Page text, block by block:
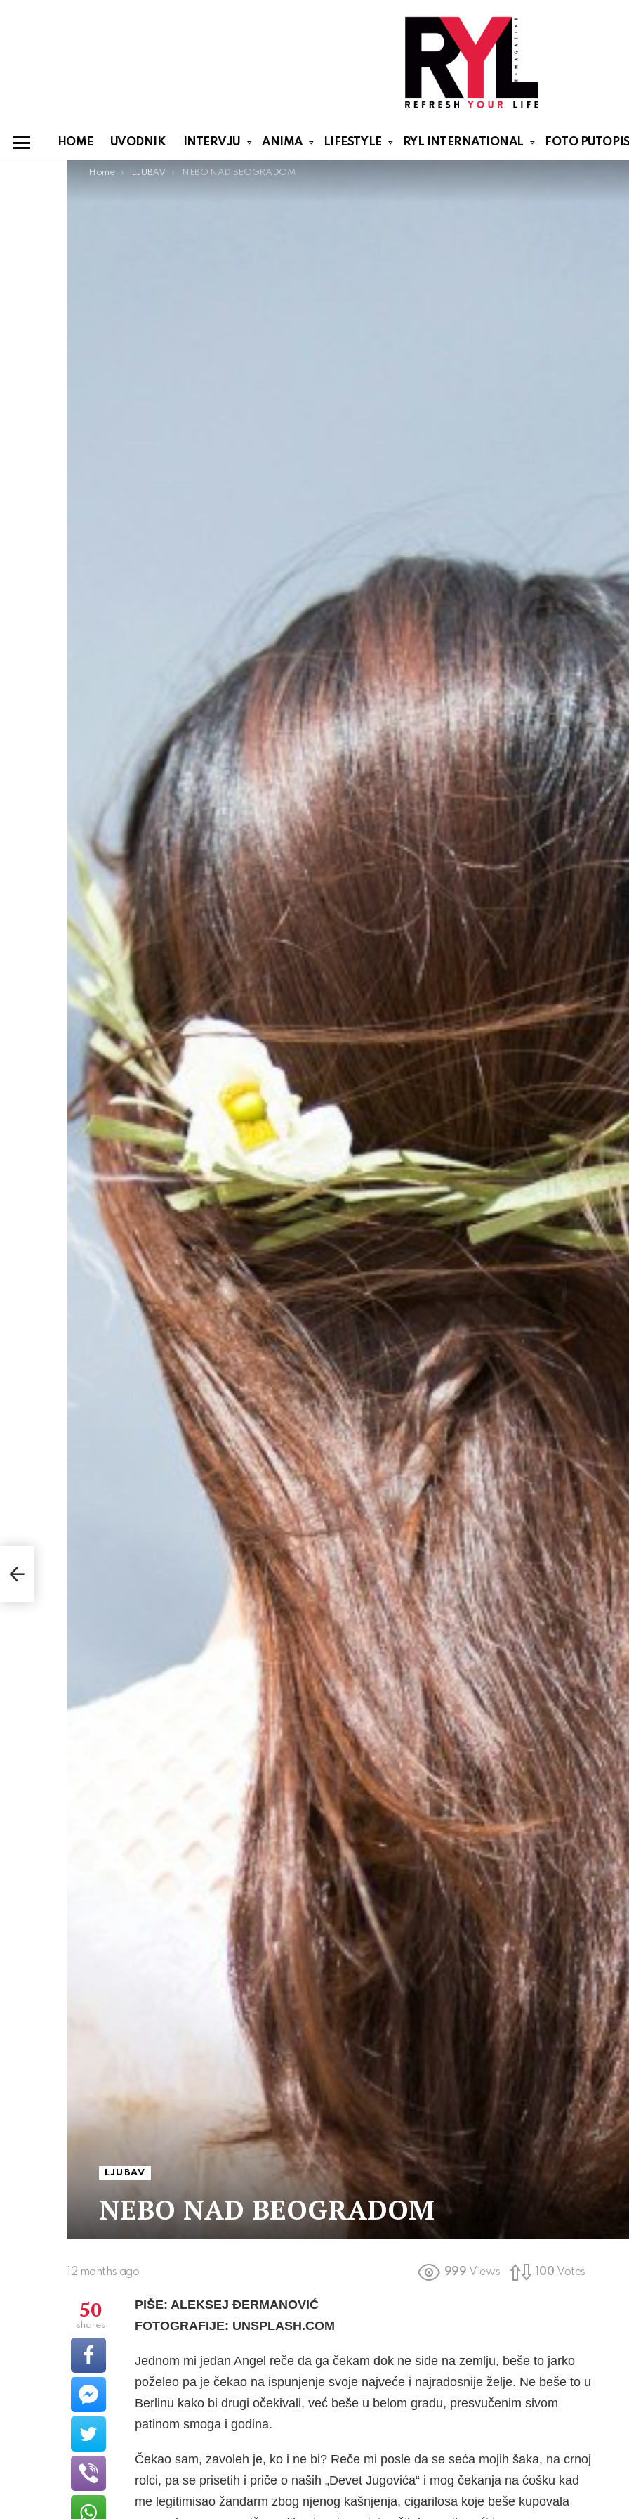
HOME UVODNIK INTERVJU ANIMA LIFESTYLE RYL INTERNATIONAL FOTO
You are here:
Home LJUBAV NEBO NAD BEOGRADOM
LJUBAV
NEBO NAD BEOGRADOM
12 months ago 999 Views 100 Votes
PIŠE: ALEKSEJ ĐERMANOVIĆ
FOTOGRAFIJE: UNSPLASH.COM
Jednom mi jedan Angel reče da ga čekam dok ne siđe na zemlju, beše to jarko
poželeo pa je čekao na ispunjenje svoje najveće i najradosnije želje. Ne beše to u
Berlinu kako bi drugi očekivali, već beše u belom gradu, presvučenim sivom
patinom smoga i godina.
Čekao sam, zavoleh je, ko i ne bi? Reče mi posle da se seća mojih šaka, na crnoj
rolci, pa se prisetih i priče o naših „Devet Jugovića“ i mog čekanja na ćošku kad
me legitimisao žandarm zbog njenog kašnjenja, cigarilosa koje beše kupovala
50
shares